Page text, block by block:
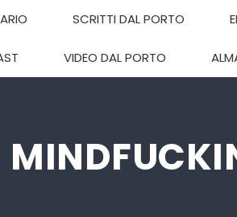
SCRITTI DAL PORTO
VIDEO DAL PORTO